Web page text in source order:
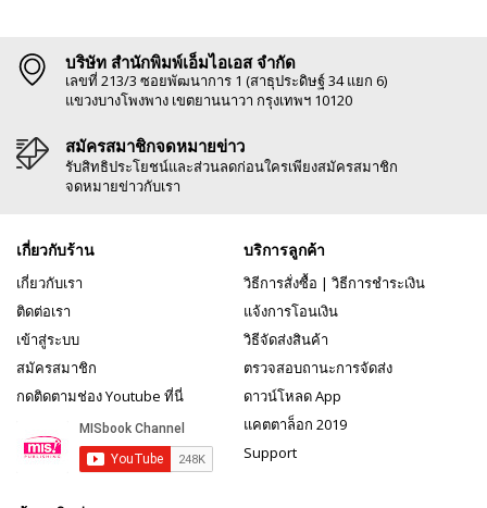
บริษัท สำนักพิมพ์เอ็มไอเอส จำกัด
เลขที่ 213/3 ซอยพัฒนาการ 1 (สาธุประดิษฐ์ 34 แยก 6)
แขวงบางโพงพาง เขตยานนาวา กรุงเทพฯ 10120
สมัครสมาชิกจดหมายข่าว
รับสิทธิประโยชน์และส่วนลดก่อนใครเพียงสมัครสมาชิก
จดหมายข่าวกับเรา
เกี่ยวกับร้าน
เกี่ยวกับเรา
ติดต่อเรา
เข้าสู่ระบบ
สมัครสมาชิก
กดติดตามช่อง Youtube ที่นี่
บริการลูกค้า
วิธีการสั่งซื้อ | วิธีการชำระเงิน
แจ้งการโอนเงิน
วิธีจัดส่งสินค้า
ตรวจสอบถานะการจัดส่ง
ดาวน์โหลด App
แคตตาล็อก 2019
Support